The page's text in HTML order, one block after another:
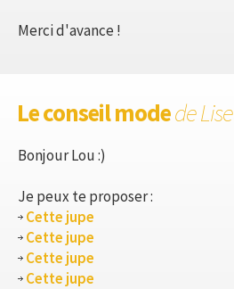
Merci d'avance !
Le conseil modede Lise
Bonjour Lou :)
Je peux te proposer :
Cette jupe
Cette jupe
Cette jupe
Cette jupe